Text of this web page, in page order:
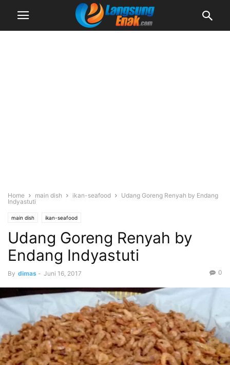
Home main dish ikan-seafood
Udang Goreng Renyah by Endang
Indyastuti
main dish ikan-seafood
Udang Goreng Renyah by
Endang Indyastuti
By dimas - Juni 16, 2017 0